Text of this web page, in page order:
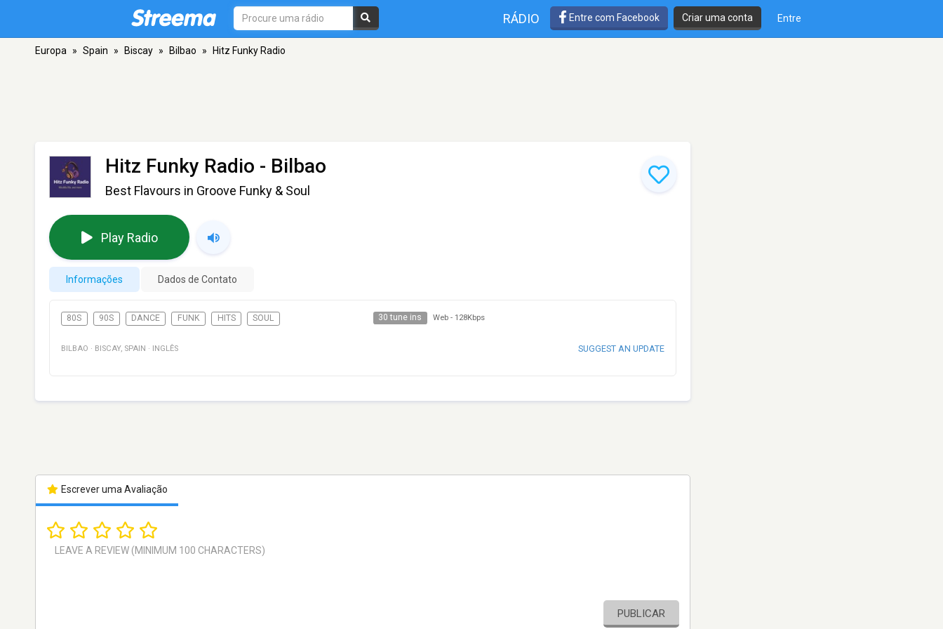
RÁDIO Entre com Facebook Criar uma conta Entre
Europa » Spain » Biscay » Bilbao » Hitz Funky Radio
Hitz Funky Radio - Bilbao
Best Flavours in Groove Funky & Soul
Play Radio
Informações Dados de Contato
80S 90S DANCE FUNK HITS SOUL 30 tune ins Web - 128Kbps
BILBAO · BISCAY, SPAIN · INGLÊS SUGGEST AN UPDATE
Escrever uma Avaliação
PUBLICAR